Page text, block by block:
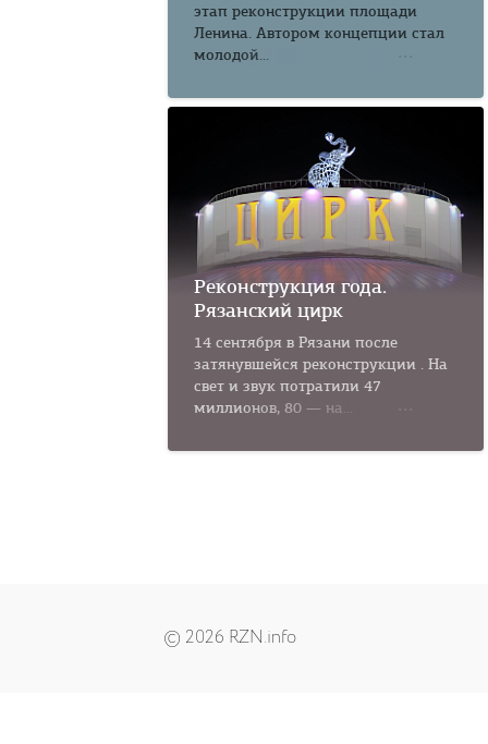
этап реконструкции площади
Ленина. Автором концепции стал
молодой...
Реконструкция года.
Рязанский цирк
14 сентября в Рязани после
затянувшейся реконструкции . На
свет и звук потратили 47
миллионов, 80 — на...
© 2026 RZN.info